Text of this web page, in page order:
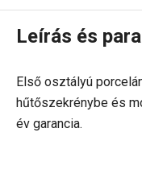
Leírás és
Első osztályú
hűtőszekrénybe és
év garancia.